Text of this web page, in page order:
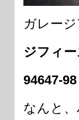
ガレー
ジフィ
94647-
なんと